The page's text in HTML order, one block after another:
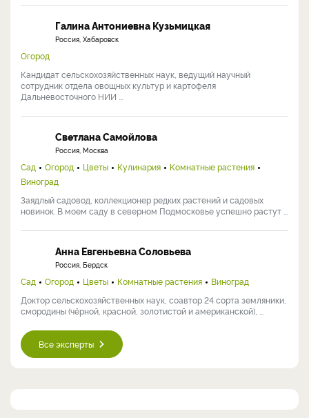
Галина Антониевна Кузьмицкая
Россия, Хабаровск
Огород
Кандидат сельскохозяйственных наук, ведущий научный
сотрудник отдела овощных культур и картофеля
Дальневосточного НИИ ...
Светлана Самойлова
Россия, Москва
Сад Огород Цветы Кулинария
Комнатные растения
Виноград
Заядлый садовод, коллекционер редких растений и садовых
новинок. В моем саду в северном Подмосковье успешно растут ...
Анна Евгеньевна Соловьева
Россия, Бердск
Сад Огород Цветы Комнатные растения
Виноград
Доктор сельскохозяйственных наук, соавтор 24 сорта земляники,
смородины (чёрной, красной, золотистой и американской), ...
Все эксперты